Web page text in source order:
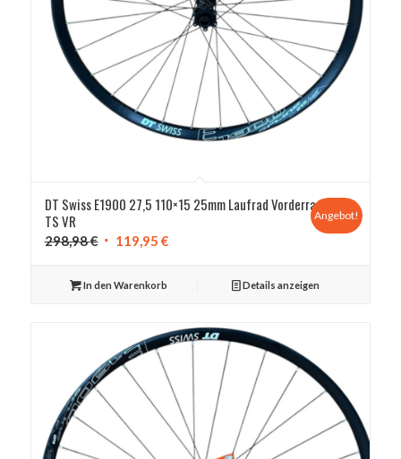
DT Swiss E1900 27,5 110×15 25mm Laufrad Vorderrad
TS VR
298,98€ Ursprünglicher
war:
119,95 €Aktueller
Angebot!
In den Warenkorb Details anzeigen